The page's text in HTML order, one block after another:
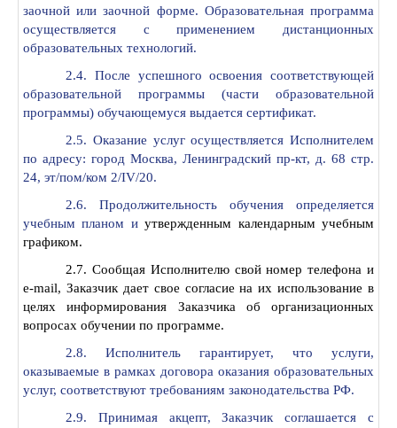
заочной или заочной форме. Образовательная программа
осуществляется с применением дистанционных
образовательных технологий.
2.4. После успешного освоения соответствующей
образовательной программы (части образовательной
программы) обучающемуся выдается сертификат.
2.5. Оказание услуг осуществляется Исполнителем
по адресу: город Москва, Ленинградский пр-кт, д. 68 стр.
24, эт/пом/ком 2/IV/20.
2.6. Продолжительность обучения определяется
учебным планом иутвержденным календарным учебным
графиком.
2.7. Сообщая Исполнителю свой номер телефона и
e-mail, Заказчик дает свое согласие на их использование в
целях информирования Заказчика об организационных
вопросах обучении по программе.
2.8. Исполнитель гарантирует, что услуги,
оказываемые в рамках договора оказания образовательных
услуг, соответствуют требованиям законодательства РФ.
2.9. Принимая акцепт, Заказчик соглашается с